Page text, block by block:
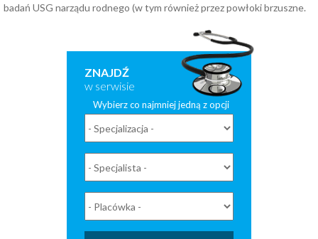
badań USG narządu rodnego (w tym również przez powłoki brzuszne.
ZNAJDŹ
w serwisie
Wybierz co najmniej jedną z opcji